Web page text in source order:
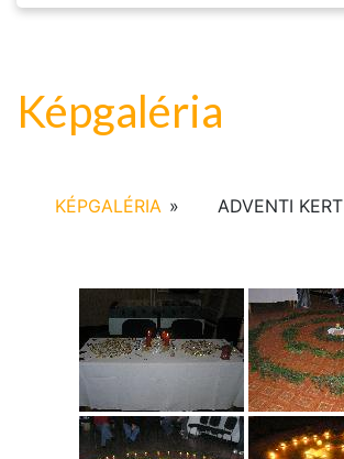
Képgaléria
KÉPGALÉRIA » ADVENTI KERT